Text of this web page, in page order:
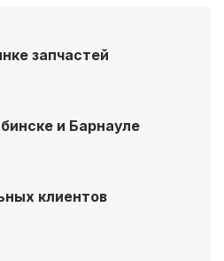
запчастей
и Барнауле
клиентов